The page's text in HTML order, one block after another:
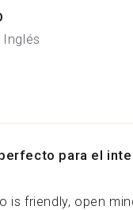
Inglés
para el
is friendly, open